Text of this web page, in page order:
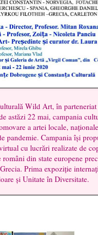
Wild Art, în parteneriat
astăzi 22 mai, campania
a artei locale,
pandemie. Campania își
cu lucrări realizate de
din state europene
Prima expoziție
și Unitate în Diversitate.